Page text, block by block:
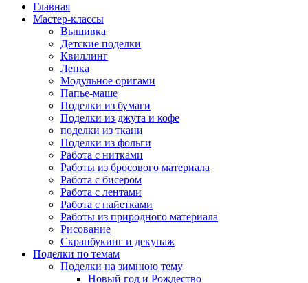
Главная
Мастер-классы
Вышивка
Детские поделки
Квиллинг
Лепка
Модульное оригами
Папье-маше
Поделки из бумаги
Поделки из джута и кофе
поделки из ткани
Поделки из фольги
Работа с нитками
Работы из бросового материала
Работа с бисером
Работа с лентами
Работа с пайетками
Работы из природного материала
Рисование
Скрапбукинг и декупаж
Поделки по темам
Поделки на зимнюю тему
Новый год и Рождество